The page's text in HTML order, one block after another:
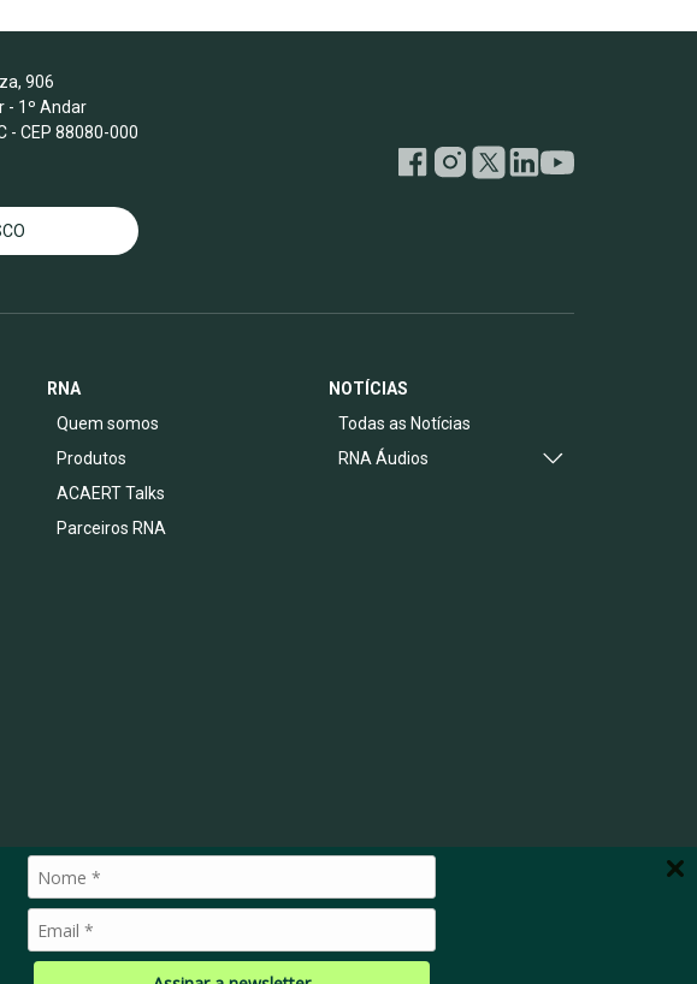
906
- 1º Andar
- CEP 88080-000
RNA
Quem somos
Produtos
ACAERT Talks
Parceiros RNA
NOTÍCIAS
Todas as Notícias
RNA Áudios